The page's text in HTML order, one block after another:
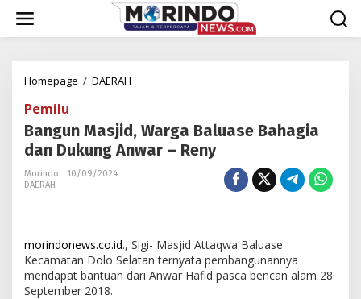
konten
Homepage / DAERAH
Baluase
Bahagia
dan
Pemilu
Bangun Masjid, Warga Baluase Bahagia
dan Dukung Anwar – Reny
Morindo
10/09/2024
DAERAH
morindonews.co.id., Sigi- Masjid Attaqwa Baluase
Kecamatan Dolo Selatan ternyata pembangunannya
mendapat bantuan dari Anwar Hafid pasca bencan alam 28
September 2018.